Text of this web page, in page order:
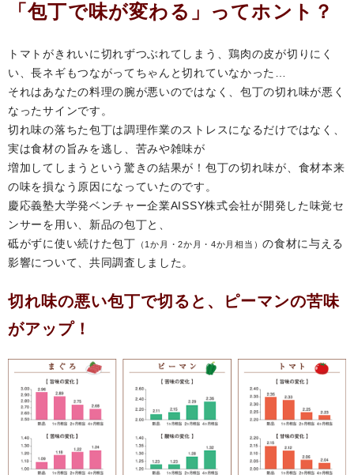
「包丁で味が変わる」ってホント？
トマトがきれいに切れずつぶれてしまう、鶏肉の皮が切りにく
い、長ネギもつながってちゃんと切れていなかった…
それはあなたの料理の腕が悪いのではなく、包丁の切れ味が悪く
なったサインです。
切れ味の落ちた包丁は調理作業のストレスになるだけではなく、
実は食材の旨みを逃し、苦みや雑味が
増加してしまうという驚きの結果が！包丁の切れ味が、食材本来
の味を損なう原因になっていたのです。
慶応義塾大学発ベンチャー企業AISSY株式会社が開発した味覚セ
ンサーを用い、新品の包丁と、
砥がずに使い続けた包丁 （1か月・2か月・4か月相当）の食材に与える
影響について、共同調査しました。
切れ味の悪い包丁で切ると、ピーマンの苦味
がアップ！